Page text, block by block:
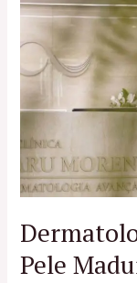
Pele
Especialista
em
Pele
Madura
RJ